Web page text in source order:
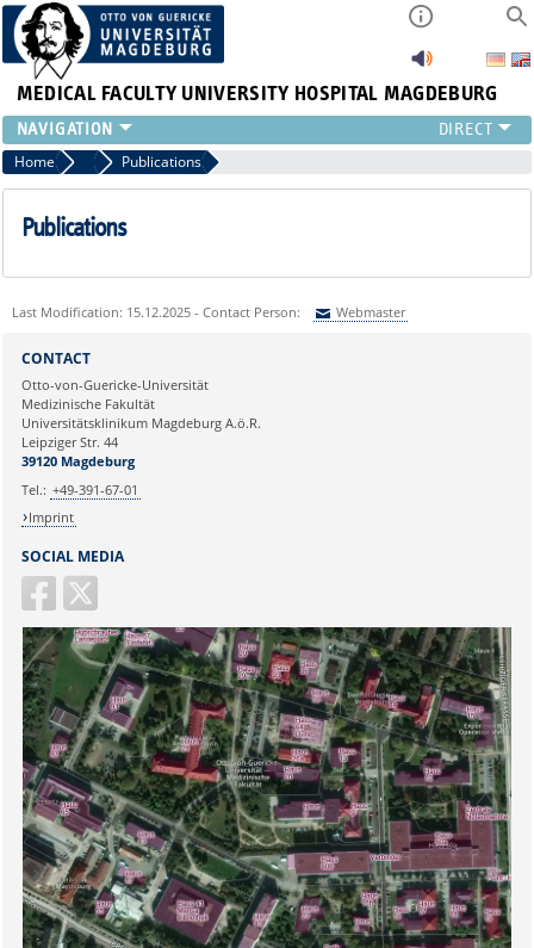
MEDICAL FACULTY UNIVERSITY HOSPITAL MAGDEBURG
INSTITUTE
CLINIC
CENTRAL FACILITIES
PRESS
INTERNATIONAL
ABOUT US
Home Press Publications
Publications
Last Modification: 15.12.2025 - Contact Person: Webmaster
Ihre E-Mailadresse:
Ihr Anliegen:
Sicherheitsabfrage:
Lösung:
SOCIAL MEDIA
CONTACT
Otto-von-Guericke-Universität
Medizinische Fakultät
Universitätsklinikum Magdeburg A.ö.R.
Leipziger Str. 44
39120 Magdeburg
Tel.: +49-391-67-01
Imprint